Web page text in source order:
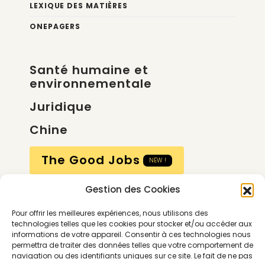
Gestion des Cookies
Pour offrir les meilleures expériences, nous utilisons des
technologies telles que les cookies pour stocker et/ou accéder aux
informations de votre appareil. Consentir à ces technologies nous
permettra de traiter des données telles que votre comportement de
navigation ou des identifiants uniques sur ce site. Le fait de ne pas
LEXIQUE DES MATIÈRES
ONEPAGERS
Santé humaine et
environnementale
Juridique
Chine
The Good Jobs
NEW !
Compte
Calendrier
Contactez-nous